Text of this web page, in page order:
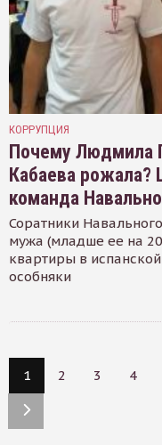
КОРРУПЦИЯ
Почему Людмила
Кабаева рожала?
команда
Соратники
мужа (младше ее на
квартиры в
особняки
1 2 3 4